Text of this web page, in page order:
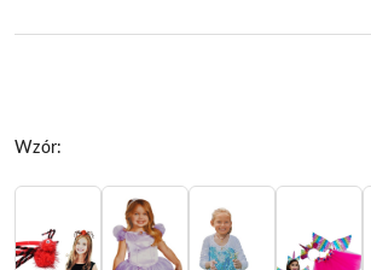
Wariant
Wzór: